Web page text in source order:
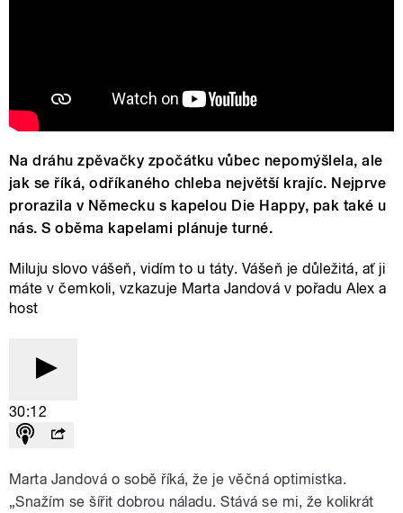
Na dráhu zpěvačky zpočátku vůbec nepomýšlela, ale
jak se říká, odříkaného chleba největší krajíc. Nejprve
prorazila v Německu s kapelou Die Happy, pak také u
nás. S oběma kapelami plánuje turné.
Miluju slovo vášeň, vidím to u táty. Vášeň je důležitá, ať ji
máte v čemkoli, vzkazuje Marta Jandová v pořadu Alex a
host
30:12
Marta Jandová o sobě říká, že je věčná optimistka.
„Snažím se šířit dobrou náladu. Stává se mi, že kolikrát